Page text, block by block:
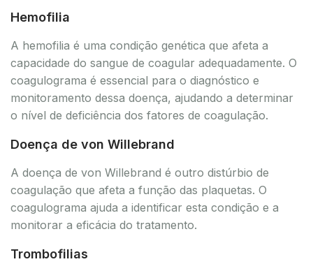
Hemofilia
A hemofilia é uma condição genética que afeta a
capacidade do sangue de coagular adequadamente. O
coagulograma é essencial para o diagnóstico e
monitoramento dessa doença, ajudando a determinar
o nível de deficiência dos fatores de coagulação.
Doença de von Willebrand
A doença de von Willebrand é outro distúrbio de
coagulação que afeta a função das plaquetas. O
coagulograma ajuda a identificar esta condição e a
monitorar a eficácia do tratamento.
Trombofilias